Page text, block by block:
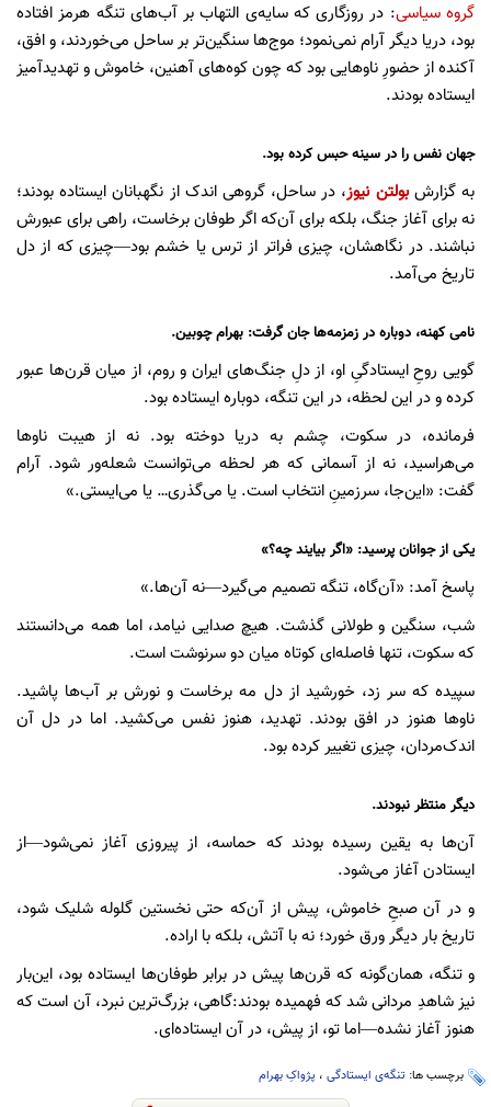
گروه سیاسی: در روزگاری که سایه‌ی التهاب بر آب‌های تنگه هرمز افتاده
بود، دریا دیگر آرام نمی‌نمود؛ موج‌ها سنگین‌تر بر ساحل می‌خوردند، و افق،
آکنده از حضورِ ناوهایی بود که چون کوه‌های آهنین، خاموش و تهدیدآمیز
ایستاده بودند.
جهان نفس را در سینه حبس کرده بود.
به گزارشبولتن نیوز، در ساحل، گروهی اندک از نگهبانان ایستاده بودند؛
نه برای آغاز جنگ، بلکه برای آن‌که اگر طوفان برخاست، راهی برای عبورش
نباشند. در نگاهشان، چیزی فراتر از ترس یا خشم بود—چیزی که از دل
تاریخ می‌آمد.
نامی کهنه، دوباره در زمزمه‌ها جان گرفت: بهرام چوبین.
گویی روحِ ایستادگیِ او، از دلِ جنگ‌های ایران و روم، از میان قرن‌ها عبور
کرده و در این لحظه، در این تنگه، دوباره ایستاده بود.
فرمانده، در سکوت، چشم به دریا دوخته بود. نه از هیبت ناوها
می‌هراسید، نه از آسمانی که هر لحظه می‌توانست شعله‌ور شود. آرام
گفت: «این‌جا، سرزمینِ انتخاب است. یا می‌گذری… یا می‌ایستی.»
یکی از جوانان پرسید: «اگر بیایند چه؟»
پاسخ آمد: «آن‌گاه، تنگه تصمیم می‌گیرد—نه آن‌ها.»
شب، سنگین و طولانی گذشت. هیچ صدایی نیامد، اما همه می‌دانستند
که سکوت، تنها فاصله‌ای کوتاه میان دو سرنوشت است.
سپیده که سر زد، خورشید از دل مه برخاست و نورش بر آب‌ها پاشید.
ناوها هنوز در افق بودند. تهدید، هنوز نفس می‌کشید. اما در دل آن
اندک‌مردان، چیزی تغییر کرده بود.
دیگر منتظر نبودند.
آن‌ها به یقین رسیده بودند که حماسه، از پیروزی آغاز نمی‌شود—از
ایستادن آغاز می‌شود.
و در آن صبحِ خاموش، پیش از آن‌که حتی نخستین گلوله شلیک شود،
تاریخ بار دیگر ورق خورد؛ نه با آتش، بلکه با اراده.
و تنگه، همان‌گونه که قرن‌ها پیش در برابر طوفان‌ها ایستاده بود، این‌بار
نیز شاهدِ مردانی شد که فهمیده بودند:گاهی، بزرگ‌ترین نبرد، آن است که
هنوز آغاز نشده—اما تو، از پیش، در آن ایستاده‌ای.
برچسب ها: تنگه‌ی ایستادگی ، پژواکِ بهرام